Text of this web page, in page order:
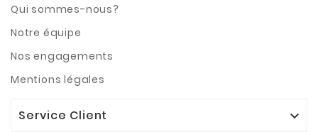
Qui sommes-nous?
Notre équipe
Nos engagements
Mentions légales
Service Client 